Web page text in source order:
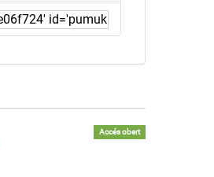
Accés obert